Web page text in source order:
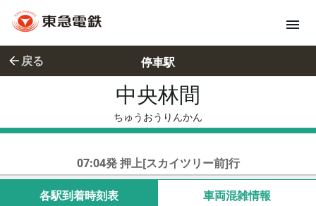
戻る 停車駅
中央林間
ちゅうおうりんかん
07:04発 押上[スカイツリー前]行
各駅到着時刻表 車両混雑情報